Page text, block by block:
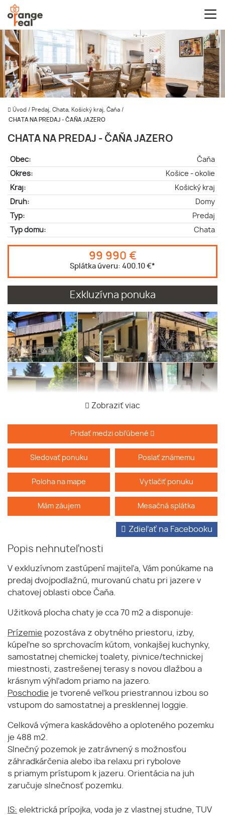
Úvod / Predaj, Chata, Košický kraj, Čaňa /
CHATA NA PREDAJ - ČAŇA JAZERO
CHATA NA PREDAJ - ČAŇA JAZERO
Obec:
Čaňa
Okres:
Košice - okolie
Kraj:
Košický kraj
Druh:
Domy
Typ:
Predaj
Typ domu:
Chata
99 990 €
Splátka úveru: 400.10 €*
Exkluzívna ponuka
Zobraziť viac
Pridať medzi obľúbené
Sledovať ponuku Poslať známemu
Poloha na mape Vytlačiť ponuku
Mám záujem Mesačná splátka
Popis nehnuteľnosti
Zdieľať na Facebooku
V exkluzívnom zastúpení majiteľa, Vám ponúkame na
predaj dvojpodlažnú, murovanú chatu pri jazere v
chatovej oblasti obce Čaňa.
Užitková plocha chaty je cca 70 m2 a disponuje:
Prízemie pozostáva z obytného priestoru, izby,
kúpeľne so sprchovacím kútom, vonkajšej kuchynky,
samostatnej chemickej toalety, pivnice/technickej
miestnosti, zastrešenej terasy s novou dlažbou a
krásnym výhľadom priamo na jazero.
Poschodie je tvorené veľkou priestrannou izbou so
vstupom do samostatnej a presklennej loggie.
Celková výmera kaskádového a oploteného pozemku
je 488 m2.
Slnečný pozemok je zatrávnený s možnosťou
záhradkárčenia alebo iba relaxu pri rybolove
s priamym prístupom k jazeru. Orientácia na juh
zaručuje slnečnosť pozemku.
IS: elektrická prípojka, voda je z vlastnej studne, TUV